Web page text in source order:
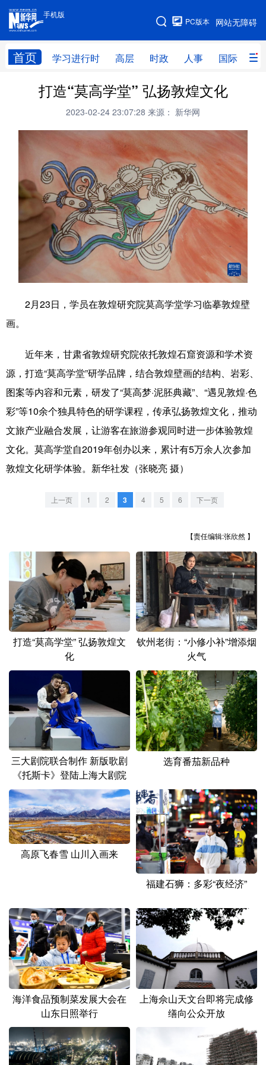
手机版
网站无障碍
PC版本
首页 学习进行时 高层 时政 人事 国际 财
手机版
网站地图
学习进行时 高层 时政 人事
财经 网评
思客智库 教育
科技 科创 量子 体育
文化 书画 健康 军事
访谈 视频 图片 政务
法律 中央文件 金融
信息化 数字经济
文化产业
地方频道
天津 河北
湖南
广东 广西 海南 重庆
四川 贵州 云南 西藏
陕西 甘肃 青海 宁夏
新疆 内蒙古 黑龙江
多语种频道
English Español Français عربى
Русский язык 日本語 한국어
Deutsch Português
打造“莫高学堂” 弘扬敦煌文化
2023-02-24 23:07:28 来源： 新华网
2月23日，学员在敦煌研究院莫高学堂学习临摹敦煌壁
画。
近年来，甘肃省敦煌研究院依托敦煌石窟资源和学术资
源，打造“莫高学堂”研学品牌，结合敦煌壁画的结构、岩彩、
图案等内容和元素，研发了“莫高梦·泥胚典藏”、“遇见敦煌·色
彩”等10余个独具特色的研学课程，传承弘扬敦煌文化，推动
文旅产业融合发展，让游客在旅游参观同时进一步体验敦煌
文化。莫高学堂自2019年创办以来，累计有5万余人次参加
敦煌文化研学体验。新华社发（张晓亮 摄）
上一页 1 2 3 4 5 6 下一页
【责任编辑:张欣然 】
打造“莫高学堂” 弘扬敦煌文
化
钦州老街：“小修小补”增添烟
火气
三大剧院联合制作 新版歌剧
《托斯卡》登陆上海大剧院
选育番茄新品种
高原飞春雪 山川入画来
福建石狮：多彩“夜经济”
海洋食品预制菜发展大会在
山东日照举行
上海佘山天文台即将完成修
缮向公众开放